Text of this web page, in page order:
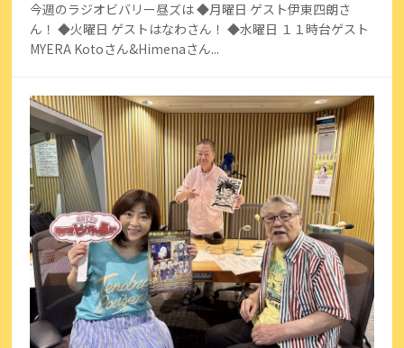
今週のラジオビバリー昼ズは ◆月曜日 ゲスト伊東四朗さ
ん！ ◆火曜日 ゲストはなわさん！ ◆水曜日 １１時台ゲスト
MYERA Kotoさん&Himenaさん...